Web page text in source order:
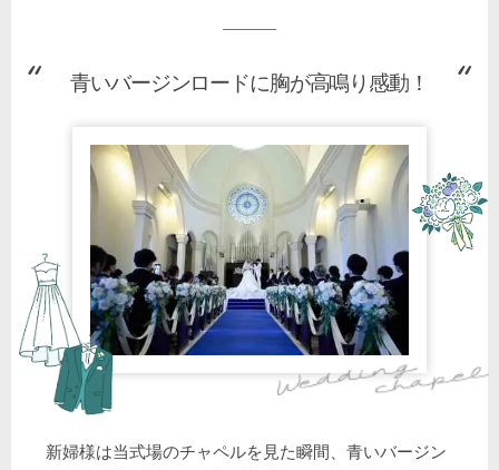
青いバージンロードに胸が高鳴り感動！
新婦様は当式場のチャペルを見た瞬間、青いバージン